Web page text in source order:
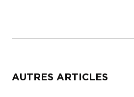
AUTRES ARTICLES